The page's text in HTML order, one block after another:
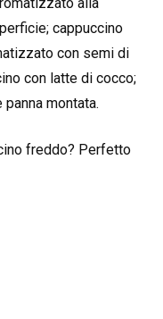
cappuccino
con semi di
con latte di cocco;
montata.
freddo? Perfetto